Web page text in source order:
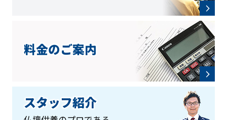
料金のご案内
スタッフ紹介